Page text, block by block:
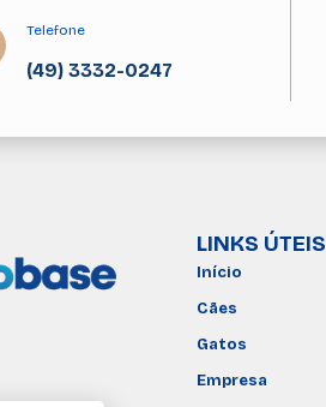
Telefone
(49) 3332-0247
LINKS ÚTEIS
Início
Cães
Gatos
Empresa